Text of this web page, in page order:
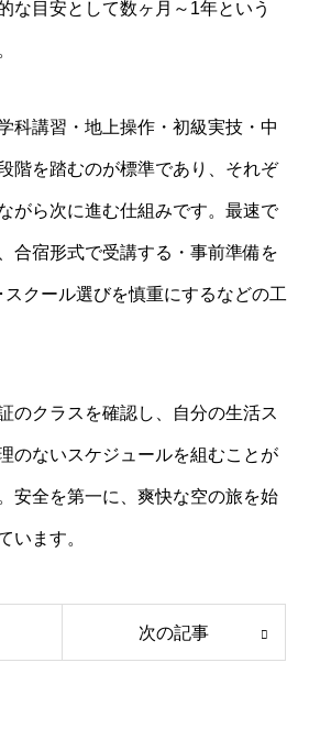
な目安として数ヶ月～1年という
科講習・地上操作・初級実技・中
階を踏むのが標準であり、それぞ
がら次に進む仕組みです。最速で
合宿形式で受講する・事前準備を
スクール選びを慎重にするなどの工
のクラスを確認し、自分の生活ス
のないスケジュールを組むことが
安全を第一に、爽快な空の旅を始
います。
次の記事